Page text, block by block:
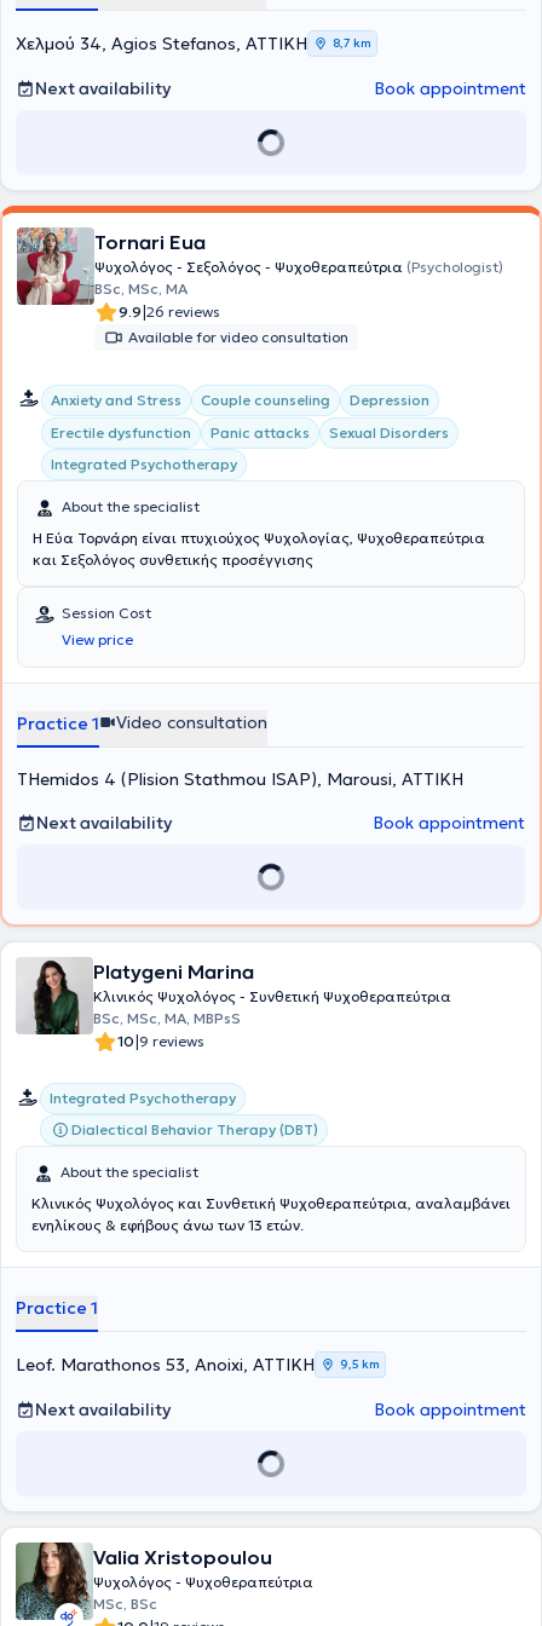
Χελμού 34, Agios Stefanos, ΑΤΤΙΚΗ 8,7 km
Next availability Book appointment
Tornari Eua
Ψυχολόγος - Σεξολόγος - Ψυχοθεραπεύτρια (Psychologist)
BSc, MSc, MA
9.9|26 reviews
Available for video consultation
Anxiety and Stress Couple counseling
Depression
Erectile dysfunction
Panic attacks
Sexual Disorders
Integrated Psychotherapy
About the specialist
Η Εύα Τορνάρη είναι πτυχιούχος Ψυχολογίας, Ψυχοθεραπεύτρια
και Σεξολόγος συνθετικής προσέγγισης
Session Cost
View price
Practice 1 Video consultation
THemidos 4 (Plision Stathmou ISAP), Marousi, ΑΤΤΙΚΗ
Next availability
Book appointment
Platygeni Marina
Κλινικός Ψυχολόγος - Συνθετική Ψυχοθεραπεύτρια
BSc, MSc, MA, MBPsS
10|9 reviews
Integrated Psychotherapy
Dialectical Behavior Therapy (DBT)
About the specialist
Κλινικός Ψυχολόγος και Συνθετική Ψυχοθεραπεύτρια, αναλαμβάνει
ενηλίκους & εφήβους άνω των 13 ετών.
Practice 1
Leof. Marathonos 53, Anoixi, ΑΤΤΙΚΗ 9,5 km
Next availability Book appointment
Valia Xristopoulou
Ψυχολόγος - Ψυχοθεραπεύτρια
MSc, BSc